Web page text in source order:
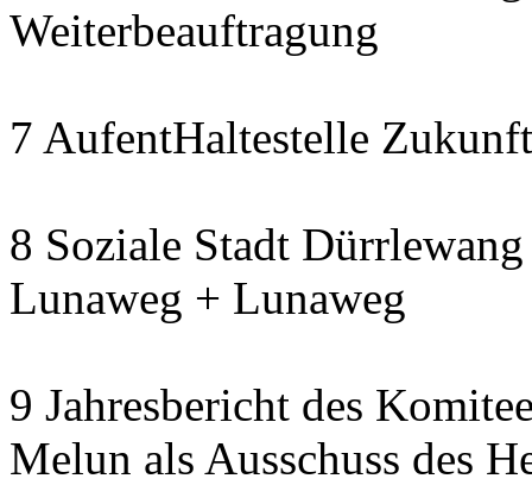
Weiterbeauftragung
7 AufentHaltestelle
8 Soziale Stadt
Lunaweg + Lunaweg
9 Jahresbericht des
Melun als Ausschuss des